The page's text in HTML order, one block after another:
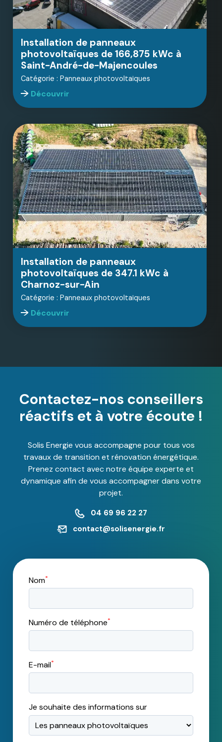
Installation de panneaux
photovoltaïques de 166,875 kWc à
Saint-André-de-Majencoules
Catégorie : Panneaux photovoltaïques
Découvrir
Installation de panneaux
photovoltaïques de 347.1 kWc à
Charnoz-sur-Ain
Catégorie : Panneaux photovoltaïques
Découvrir
Contactez-nos conseillers
réactifs et à votre écoute !
Solis Energie vous accompagne pour tous vos
travaux de transition et rénovation énergétique.
Prenez contact avec notre équipe experte et
dynamique afin de vous accompagner dans votre
projet.
04 69 96 22 27
contact@solisenergie.fr
Nom*
Numéro de téléphone*
E-mail*
Je souhaite des informations sur